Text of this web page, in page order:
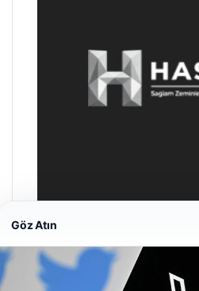
Enes Kaplan Avukatlık Bürosu
28/04/2026
Göz Atın